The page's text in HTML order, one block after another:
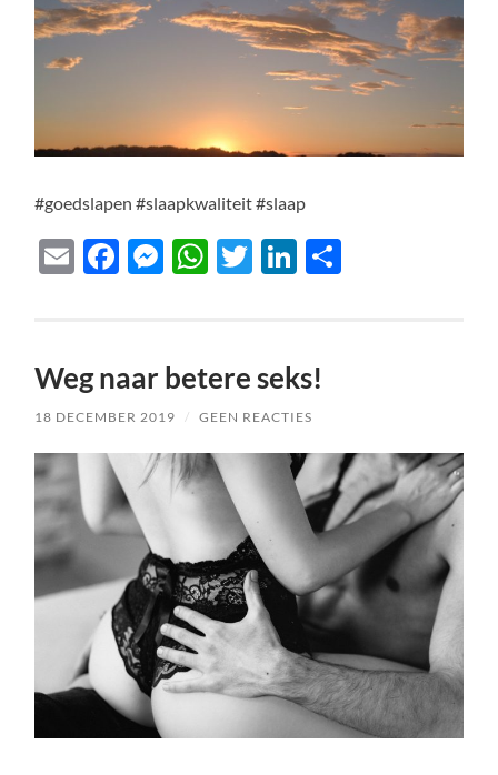
#goedslapen #slaapkwaliteit #slaap
EmailFacebook
Messenger
WhatsApp
TwitterLinkedIn
Weg naar betere seks!
18 DECEMBER 2019 / GEEN REACTIES